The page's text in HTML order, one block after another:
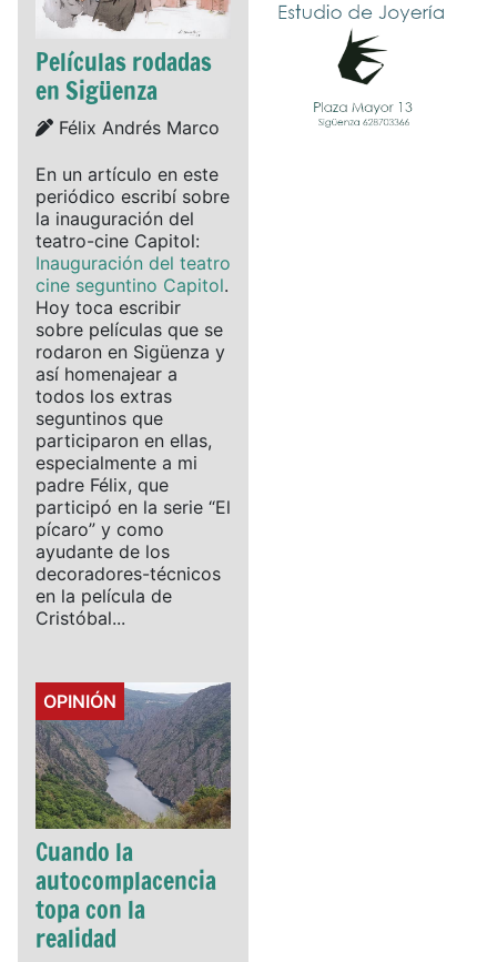
Películas rodadas
en Sigüenza
Details
Félix Andrés Marco
En un artículo en este
periódico escribí sobre
la inauguración del
teatro-cine Capitol:
Inauguración del teatro
cine seguntino Capitol.
Hoy toca escribir
sobre películas que se
rodaron en Sigüenza y
así homenajear a
todos los extras
seguntinos que
participaron en ellas,
especialmente a mi
padre Félix, que
participó en la serie “El
pícaro” y como
ayudante de los
decoradores-técnicos
en la película de
Cristóbal...
Details
OPINIÓN
Cuando la
autocomplacencia
topa con la
realidad